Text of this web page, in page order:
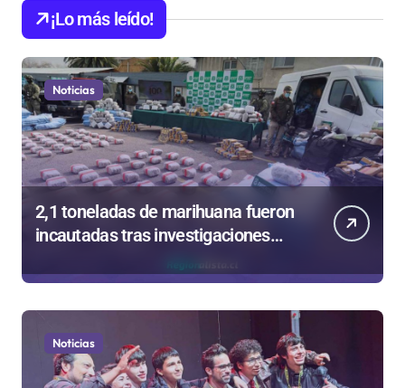
¡Lo más leído!
Noticias
2,1 toneladas de marihuana fueron
incautadas tras investigaciones
Noticias